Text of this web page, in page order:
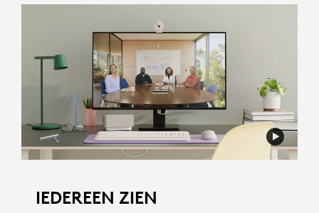
IEDEREEN ZIEN